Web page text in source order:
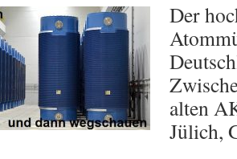
Der
alten
Jülich,